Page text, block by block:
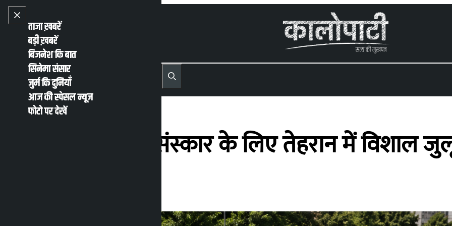
Skip to content
Close menu
ताजा ख़बरें
बड़ी ख़बरें
बिजनेश कि बात
सिनेमा संसार
जुर्म कि दुनियाँ
आज की स्पेसल न्यूज़
फोटो पर देखें
Open main menu
MENU Recent NewsTrending News
Search
खामेनेई के अंतिम संस्कार के लिए तेहरान में विशाल